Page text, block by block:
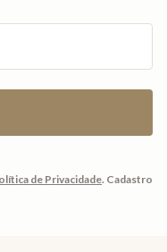
de Privacidade. Cadastro